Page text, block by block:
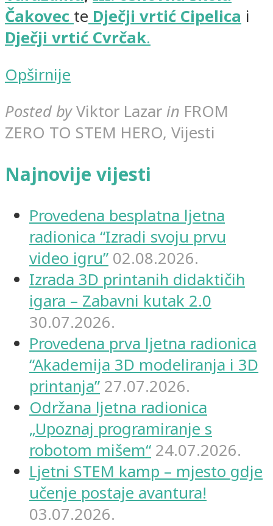
Čakovec te Dječji vrtić Cipelica i
Dječji vrtić Cvrčak.
Opširnije
Posted by Viktor Lazar in FROM
ZERO TO STEM HERO, Vijesti
Najnovije vijesti
Provedena besplatna ljetna
radionica “Izradi svoju prvu
video igru” 02.08.2026.
Izrada 3D printanih didaktičih
igara – Zabavni kutak 2.0
30.07.2026.
Provedena prva ljetna radionica
“Akademija 3D modeliranja i 3D
printanja” 27.07.2026.
Održana ljetna radionica
„Upoznaj programiranje s
robotom mišem“ 24.07.2026.
Ljetni STEM kamp – mjesto gdje
učenje postaje avantura!
03.07.2026.